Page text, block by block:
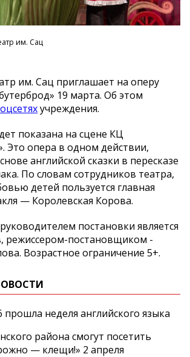
им. Сац
им. Сац приглашает на оперу
19 марта. Об этом
учреждения.
показана на сцене КЦ
Это опера в одном действии,
английской сказки в пересказе
По словам сотрудников театра,
детей пользуется главная
— Королевская Корова.
постановки является
режиссером-постановщиком -
Возрастное ограничение 5+.
неделя английского языка
района смогут посетить
— клещи!» 2 апреля